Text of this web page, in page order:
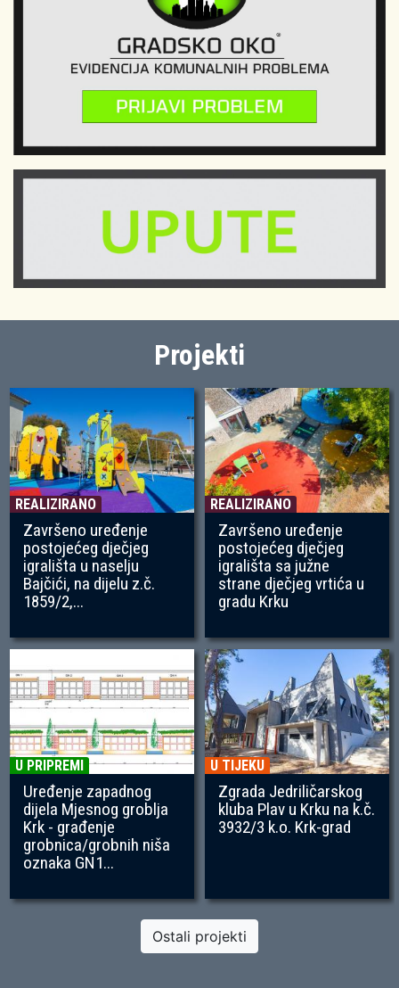
Projekti
REALIZIRANO
Završeno uređenje
postojećeg dječjeg
igrališta u naselju
Bajčići, na dijelu z.č.
1859/2,...
REALIZIRANO
Završeno uređenje
postojećeg dječjeg
igrališta sa južne
strane dječjeg vrtića u
gradu Krku
U PRIPREMI
Uređenje zapadnog
dijela Mjesnog groblja
Krk - građenje
grobnica/grobnih niša
oznaka GN1...
U TIJEKU
Zgrada Jedriličarskog
kluba Plav u Krku na k.č.
3932/3 k.o. Krk-grad
Ostali projekti